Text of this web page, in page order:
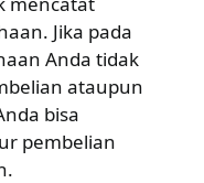
Jika pada
Anda tidak
ataupun
bisa
pembelian